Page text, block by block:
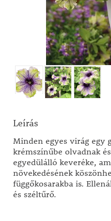
Leírás
Minden egyes virág egy
krémszínűbe olvadnak
egyedülálló keveréke,
növekedésének
függőkosarakba is.
és széltűrő.